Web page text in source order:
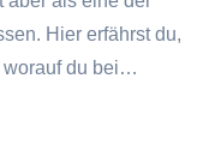
Hier erfährst du,
worauf du bei…